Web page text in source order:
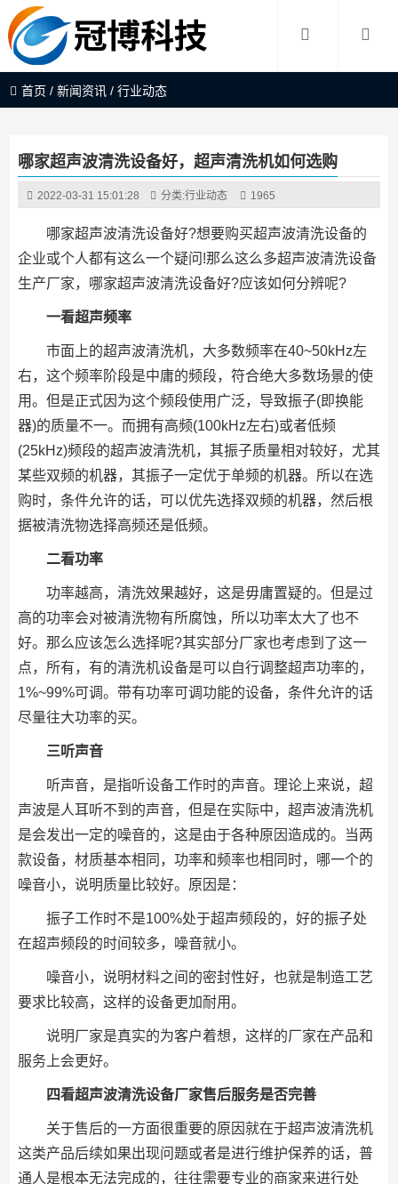
首页 /新闻资讯 /行业动态
哪家超声波清洗设备好，超声清洗机如何选购
2022-03-31 15:01:28 分类:行业动态 1965
哪家超声波清洗设备好?想要购买超声波清洗设备的
企业或个人都有这么一个疑问!那么这么多超声波清洗设备
生产厂家，哪家超声波清洗设备好?应该如何分辨呢?
一看超声频率
市面上的超声波清洗机，大多数频率在40~50kHz左
右，这个频率阶段是中庸的频段，符合绝大多数场景的使
用。但是正式因为这个频段使用广泛，导致振子(即换能
器)的质量不一。而拥有高频(100kHz左右)或者低频
(25kHz)频段的超声波清洗机，其振子质量相对较好，尤其
某些双频的机器，其振子一定优于单频的机器。所以在选
购时，条件允许的话，可以优先选择双频的机器，然后根
据被清洗物选择高频还是低频。
二看功率
功率越高，清洗效果越好，这是毋庸置疑的。但是过
高的功率会对被清洗物有所腐蚀，所以功率太大了也不
好。那么应该怎么选择呢?其实部分厂家也考虑到了这一
点，所有，有的清洗机设备是可以自行调整超声功率的，
1%~99%可调。带有功率可调功能的设备，条件允许的话
尽量往大功率的买。
三听声音
听声音，是指听设备工作时的声音。理论上来说，超
声波是人耳听不到的声音，但是在实际中，超声波清洗机
是会发出一定的噪音的，这是由于各种原因造成的。当两
款设备，材质基本相同，功率和频率也相同时，哪一个的
噪音小，说明质量比较好。原因是：
振子工作时不是100%处于超声频段的，好的振子处
在超声频段的时间较多，噪音就小。
噪音小，说明材料之间的密封性好，也就是制造工艺
要求比较高，这样的设备更加耐用。
说明厂家是真实的为客户着想，这样的厂家在产品和
服务上会更好。
四看超声波清洗设备厂家售后服务是否完善
关于售后的一方面很重要的原因就在于超声波清洗机
这类产品后续如果出现问题或者是进行维护保养的话，普
通人是根本无法完成的，往往需要专业的商家来进行处